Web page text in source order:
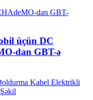
üçün DC
dan GBT-ə